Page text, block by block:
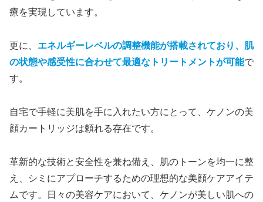
療を実現しています。
更に、 エネルギーレベルの調整機能が搭載されており、肌
の状態や感受性に合わせて最適なトリートメントが可能で
す。
自宅で手軽に美肌を手に入れたい方にとって、ケノンの美
顔カートリッジは頼れる存在です。
革新的な技術と安全性を兼ね備え、肌のトーンを均一に整
え、シミにアプローチするための理想的な美顔ケアアイテ
ムです。日々の美容ケアにおいて、ケノンが美しい肌への